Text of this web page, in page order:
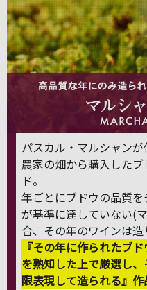
パスカル・マルシャン
農家の畑から購入した
ド。
年ごとにブドウの品質
が基準に達していない(
合、その年のワインは造
『その年に作られたブ
を熟知した上で厳選し
限表現して造られる』作